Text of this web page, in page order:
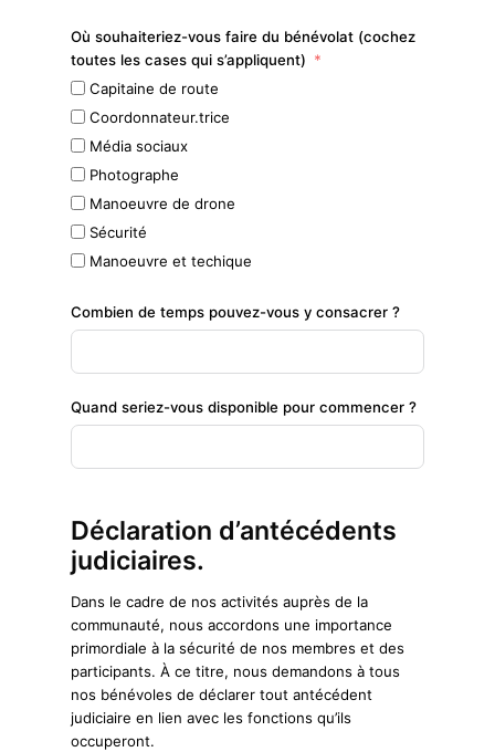
Où souhaiteriez-vous faire du bénévolat (cochez
toutes les cases qui s’appliquent)
Capitaine de route
Coordonnateur.trice
Média sociaux
Photographe
Manoeuvre de drone
Sécurité
Manoeuvre et techique
Combien de temps pouvez-vous y consacrer ?
Quand seriez-vous disponible pour commencer ?
Déclaration d’antécédents
judiciaires.
Dans le cadre de nos activités auprès de la
communauté, nous accordons une importance
primordiale à la sécurité de nos membres et des
participants. À ce titre, nous demandons à tous
nos bénévoles de déclarer tout antécédent
judiciaire en lien avec les fonctions qu’ils
occuperont.